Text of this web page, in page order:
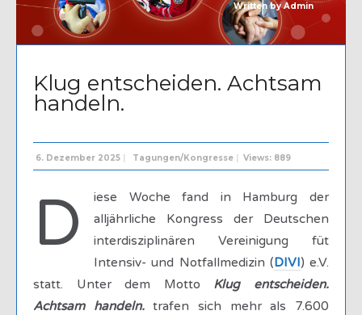
Written byAdmin
Klug entscheiden. Achtsam
handeln.
6. Dezember 2025 Tagungen/Kongresse Views: 889
D
iese Woche fand in Hamburg der
alljährliche Kongress der Deutschen
interdisziplinären Vereinigung füt
Intensiv- und Notfallmedizin (DIVI) e.V.
statt. Unter dem Motto Klug entscheiden.
Achtsam handeln.trafen sich mehr als 7.600